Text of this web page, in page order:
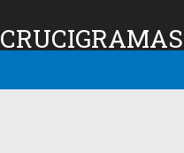
CRUCIGRAMAS